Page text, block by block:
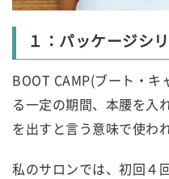
１：パッケージシ
BOOT CAMP(ブート・
る一定の期間、本腰を入
を出すと言う意味で使わ
私のサロンでは、初回４